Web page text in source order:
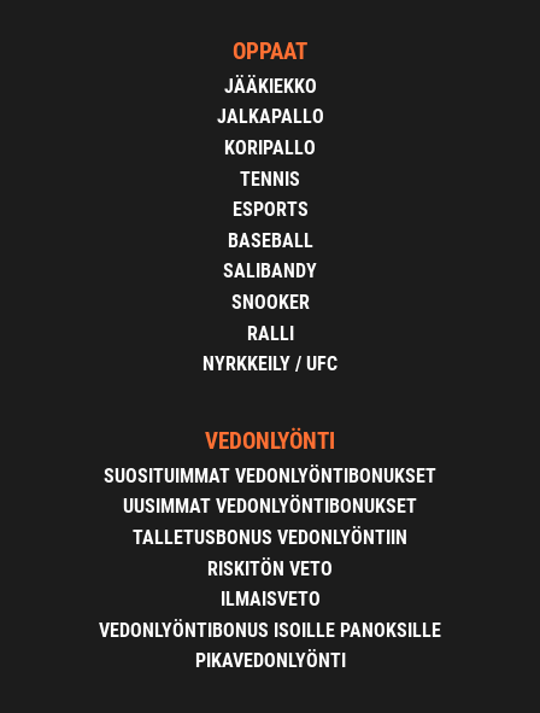
OPPAAT
JÄÄKIEKKO
JALKAPALLO
KORIPALLO
TENNIS
ESPORTS
BASEBALL
SALIBANDY
SNOOKER
RALLI
NYRKKEILY / UFC
VEDONLYÖNTI
SUOSITUIMMAT VEDONLYÖNTIBONUKSET
UUSIMMAT VEDONLYÖNTIBONUKSET
TALLETUSBONUS VEDONLYÖNTIIN
RISKITÖN VETO
ILMAISVETO
VEDONLYÖNTIBONUS ISOILLE PANOKSILLE
PIKAVEDONLYÖNTI